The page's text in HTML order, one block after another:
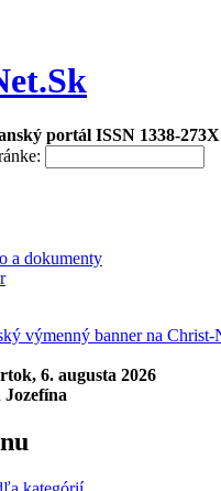
portál ISSN 1338-273X
a dokumenty
6. augusta 2026
Jozefína